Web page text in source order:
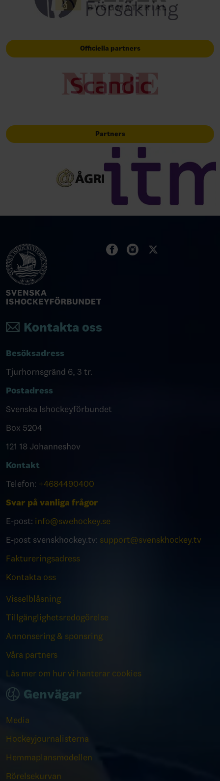
Officiella partners
Partners
Kontakta oss
Besöksadress
Tjurhornsgränd 6, 3 tr.
Postadress
Svenska Ishockeyförbundet
Box 5204
121 18 Johanneshov
Kontakt
Telefon: +4684490400
Svar på vanliga frågor
E-post: info@swehockey.se
E-post svenskhockey.tv: support@svenskhockey.tv
Faktureringsadress
Kontakta oss
Visselblåsning
Tillgänglighetsredogörelse
Annonsering & sponsring
Våra partners
Läs mer om hur vi hanterar cookies
Genvägar
Media
Hockeyjournalisterna
Hemmaplansmodellen
Rörelsekurvan